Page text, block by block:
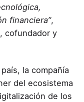
financiera”,
, cofundador y
la compañía
del ecosistema
de los